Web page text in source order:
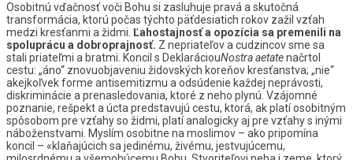
Osobitnú vďačnosť voči Bohu si zasluhuje pravá a skutočná
transformácia, ktorú počas týchto päťdesiatich rokov zažil vzťah
medzi kresťanmi a židmi. Ľahostajnosť a opozícia sa premenili na
spoluprácu a dobroprajnosť. Z nepriateľov a cudzincov sme sa
stali priateľmi a bratmi. Koncil s DeklaráciouNostra aetatenačrtol
cestu: „áno“ znovuobjaveniu židovských koreňov kresťanstva; „nie“
akejkoľvek forme antisemitizmu a odsúdenie každej neprávosti,
diskriminácie a prenasledovania, ktoré z neho plynú. Vzájomné
poznanie, rešpekt a úcta predstavujú cestu, ktorá, ak platí osobitným
spôsobom pre vzťahy so židmi, platí analogicky aj pre vzťahy s inými
náboženstvami. Myslím osobitne na moslimov – ako pripomína
koncil – «klaňajúcich sa jedinému, živému, jestvujúcemu,